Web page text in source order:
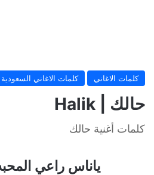
كلمات الاغاني كلمات الاغاني السعودية
حالك | Halik
كلمات أغنية حالك
ياناس راعي